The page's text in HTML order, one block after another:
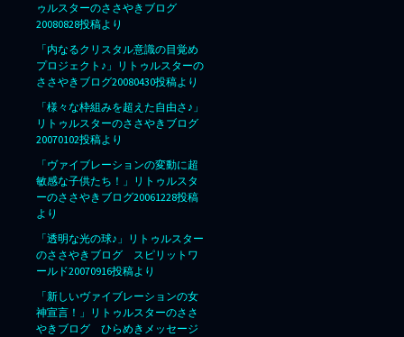
ゥルスターのささやきブログ
20080828投稿より
「内なるクリスタル意識の目覚め
プロジェクト♪」リトゥルスターの
ささやきブログ20080430投稿より
「様々な枠組みを超えた自由さ♪」
リトゥルスターのささやきブログ
20070102投稿より
「ヴァイブレーションの変動に超
敏感な子供たち！」リトゥルスタ
ーのささやきブログ20061228投稿
より
「透明な光の球♪」リトゥルスター
のささやきブログ スピリットワ
ールド20070916投稿より
「新しいヴァイブレーションの女
神宣言！」リトゥルスターのささ
やきブログ ひらめきメッセージ